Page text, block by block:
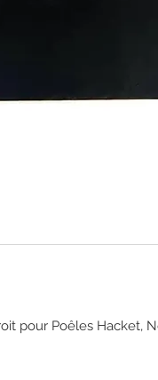
pour Poêles Hacket,